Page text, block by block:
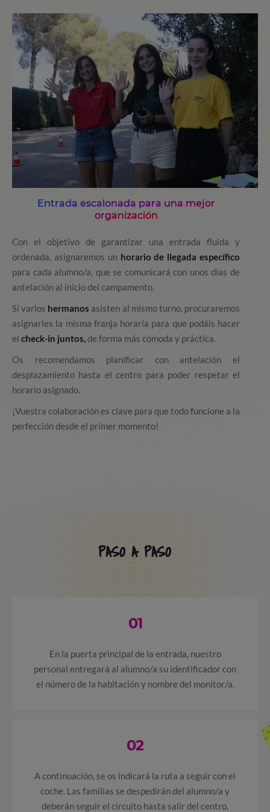
Entrada escalonada para una mejor
organización
Con el objetivo de garantizar una entrada fluida y
ordenada, asignaremos un horario de llegada específico
para cada alumno/a, que se comunicará con unos días de
antelación al inicio del campamento.
Si varios hermanos asisten al mismo turno, procuraremos
asignarles la misma franja horaria para que podáis hacer
el check-in juntos,de forma más cómoda y práctica.
Os recomendamos planificar con antelación el
desplazamiento hasta el centro para poder respetar el
horario asignado.
¡Vuestra colaboración es clave para que todo funcione a la
perfección desde el primer momento!
PASO A PASO
01
En la puerta principal de la entrada, nuestro
personal entregará al alumno/a su identificador con
el número de la habitación y nombre del monitor/a.
02
A continuación, se os indicará la ruta a seguir con el
coche. Las familias se despedirán del alumno/a y
deberán seguir el circuito hasta salir del centro.